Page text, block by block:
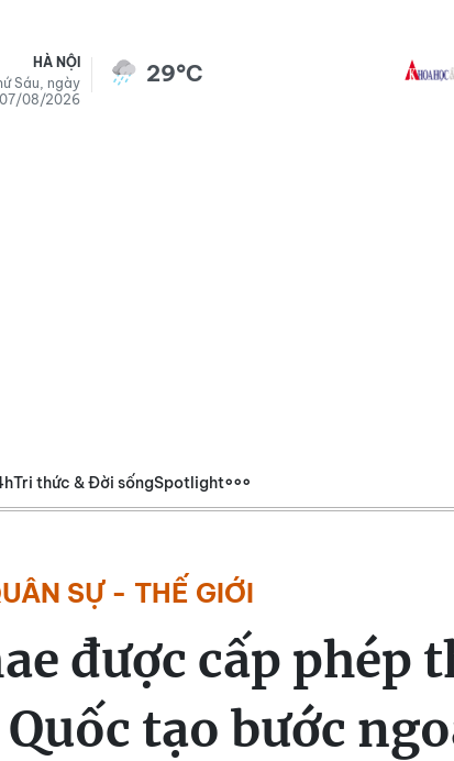
HÀ NỘI
Sáu, ngày
07/08/2026
29°C
Tri thức & Đời sốngSpotlight
SỰ - THẾ GIỚI
được cấp phép
tạo bước